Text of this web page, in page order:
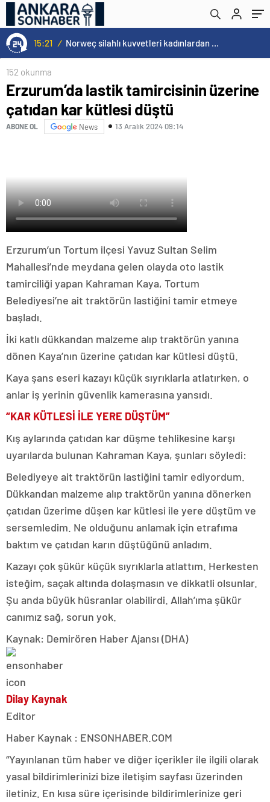
15:21 / Norweç silahlı kuvvetleri kadınlardan oluşan özel kuvvetler eğitimlerini başlattı.
152 okunma
Erzurum’da lastik tamircisinin üzerine
çatıdan kar kütlesi düştü
ABONE OL News 13 Aralık 2024 09:14
Erzurum’un Tortum ilçesi Yavuz Sultan Selim
Mahallesi’nde meydana gelen olayda oto lastik
tamirciliği yapan Kahraman Kaya, Tortum
Belediyesi’ne ait traktörün lastiğini tamir etmeye
başladı.
İki katlı dükkandan malzeme alıp traktörün yanına
dönen Kaya’nın üzerine çatıdan kar kütlesi düştü.
Kaya şans eseri kazayı küçük sıyrıklarla atlatırken, o
anlar iş yerinin güvenlik kamerasına yansıdı.
“KAR KÜTLESİ İLE YERE DÜŞTÜM”
Kış aylarında çatıdan kar düşme tehlikesine karşı
uyarılarda bulunan Kahraman Kaya, şunları söyledi:
Belediyeye ait traktörün lastiğini tamir ediyordum.
Dükkandan malzeme alıp traktörün yanına dönerken
çatıdan üzerime düşen kar kütlesi ile yere düştüm ve
sersemledim. Ne olduğunu anlamak için etrafıma
baktım ve çatıdan karın düştüğünü anladım.
Kazayı çok şükür küçük sıyrıklarla atlattım. Herkesten
isteğim, saçak altında dolaşmasın ve dikkatli olsunlar.
Şu anda büyük hüsranlar olabilirdi. Allah’ıma şükür
canımız sağ, sorun yok.
Kaynak: Demirören Haber Ajansı (DHA)
Dilay Kaynak
Editor
Haber Kaynak : ENSONHABER.COM
“Yayınlanan tüm haber ve diğer içerikler ile ilgili olarak
yasal bildirimlerinizi bize iletişim sayfası üzerinden
iletiniz. En kısa süre içerisinde bildirimlerinize geri